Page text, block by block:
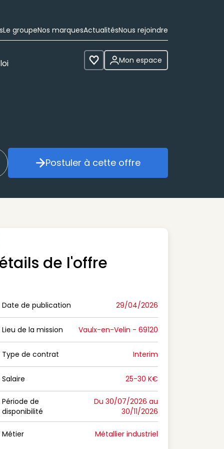
Le groupeNos marquesActualitésNous rejoindre
Voir les favoris
Mon espace
mon alerte Postuler à cette offre
Postuler à cette offre
de l'offre
Date de publication
Date de publication 29/04/2026
Lieu de la mission
Lieu de la mission Vaulx-en-Velin - 69120
Type de contrat
Type de contrat Interim
Salaire
Salaire 25-30 K€
Période de disponibilité
Période de
disponibilité
Du 30/07/2026 au
30/11/2026
Métier Métallier industriel